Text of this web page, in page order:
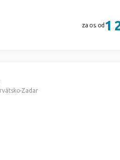
za os. od 1
Zadar